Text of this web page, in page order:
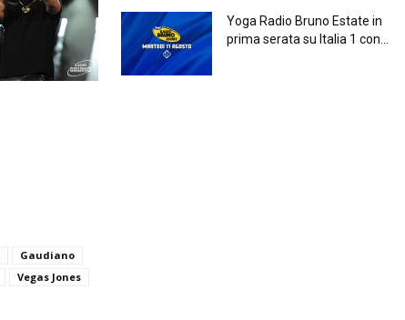
Gaudiano
Vegas Jones
Yoga Radio Bruno Estate in
prima serata su Italia 1 con...